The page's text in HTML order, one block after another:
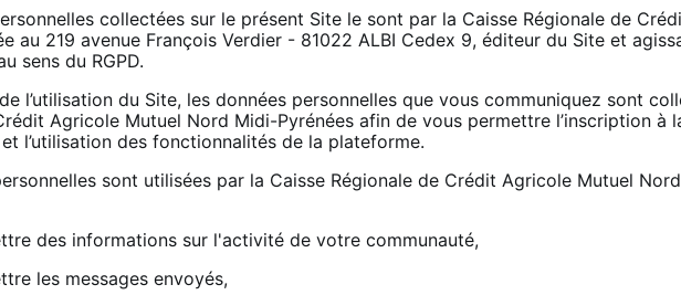
collectées sur le présent Site le sont par la Caisse Régionale de
au 219 avenue François Verdier - 81022 ALBI Cedex 9, éditeur du Site et
sens du RGPD.
l’utilisation du Site, les données personnelles que vous communiquez sont
Agricole Mutuel Nord Midi-Pyrénées afin de vous permettre l’inscription à
l’utilisation des fonctionnalités de la plateforme.
sont utilisées par la Caisse Régionale de Crédit Agricole Mutuel
des informations sur l'activité de votre communauté,
les messages envoyés,